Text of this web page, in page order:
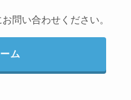
問い合わせください。
ム